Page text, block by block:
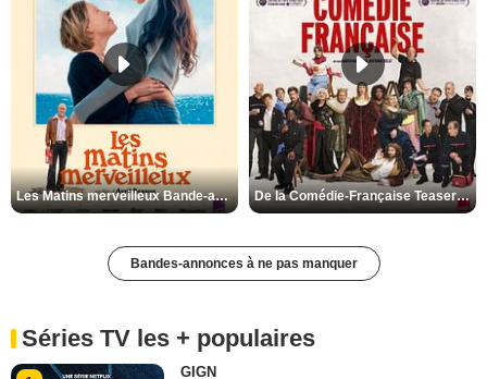
Les Matins merveilleux Bande-annonce VF De la Comédie-Française Teaser VF
Bandes-annonces à ne pas manquer
Séries TV les + populaires
GIGN